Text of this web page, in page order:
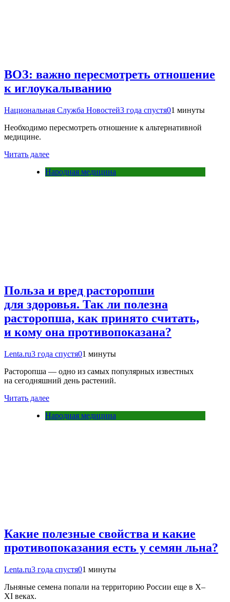
ВОЗ: важно пересмотреть отношение
к иглоукалыванию
Национальная Служба Новостей3 года спустя01 минуты
Необходимо пересмотреть отношение к альтернативной
медицине.
Читать далее
Народная медицина
Польза и вред расторопши
для здоровья. Так ли полезна
расторопша, как принято считать,
и кому она противопоказана?
Lenta.ru3 года спустя01 минуты
Расторопша — одно из самых популярных известных
на сегодняшний день растений.
Читать далее
Народная медицина
Какие полезные свойства и какие
противопоказания есть у семян льна?
Lenta.ru3 года спустя01 минуты
Льняные семена попали на территорию России еще в X–
XI веках.